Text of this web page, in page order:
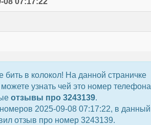
бить в колокол! На данной страничке
узнать чей это номер телефона
отзывы про 3243139.
2025-09-08 07:17:22, в данный
отзыв про номер 3243139.